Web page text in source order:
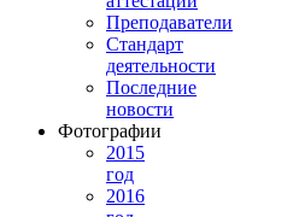
Преподаватели
Стандарт
деятельности
Последние
новости
Фотографии
2015
год
2016